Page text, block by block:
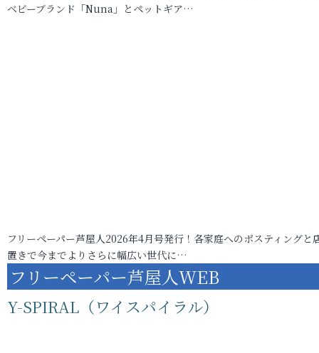
ベビーブランド「Nuna」とペットギア…
フリーペーパー芦屋人2026年4月号発行！各家庭へのポスティングと
置きで今までよりさらに幅広い世代に…
フリーペーパー芦屋人WEB
Y-SPIRAL（ワイスパイラル）